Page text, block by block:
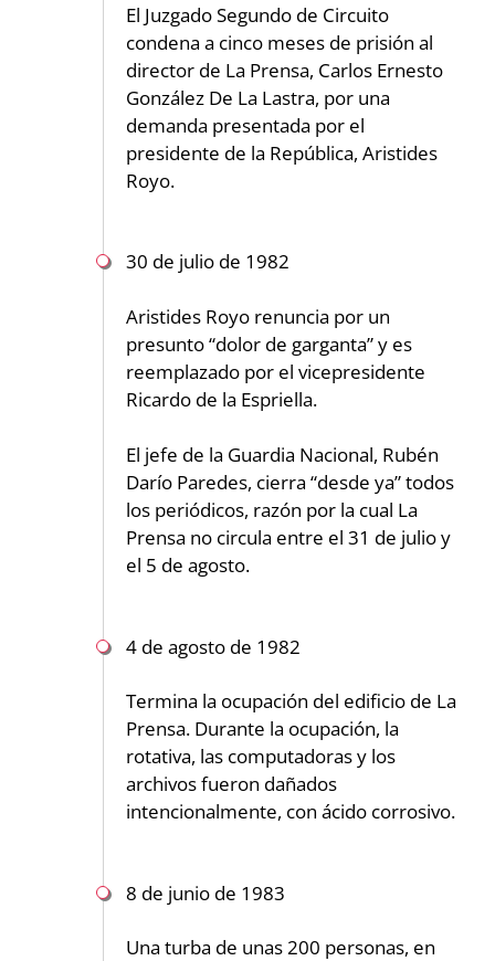
El Juzgado Segundo de Circuito
condena a cinco meses de prisión al
director de La Prensa, Carlos Ernesto
González De La Lastra, por una
demanda presentada por el
presidente de la República, Aristides
Royo.
30 de julio de 1982
Aristides Royo renuncia por un
presunto “dolor de garganta” y es
reemplazado por el vicepresidente
Ricardo de la Espriella.
El jefe de la Guardia Nacional, Rubén
Darío Paredes, cierra “desde ya” todos
los periódicos, razón por la cual La
Prensa no circula entre el 31 de julio y
el 5 de agosto.
4 de agosto de 1982
Termina la ocupación del edificio de La
Prensa. Durante la ocupación, la
rotativa, las computadoras y los
archivos fueron dañados
intencionalmente, con ácido corrosivo.
8 de junio de 1983
Una turba de unas 200 personas, en